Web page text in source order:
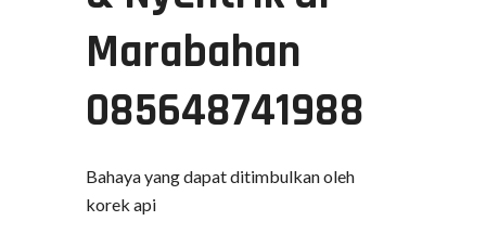
Marabahan
085648741988
Bahaya yang dapat ditimbulkan oleh
korek api